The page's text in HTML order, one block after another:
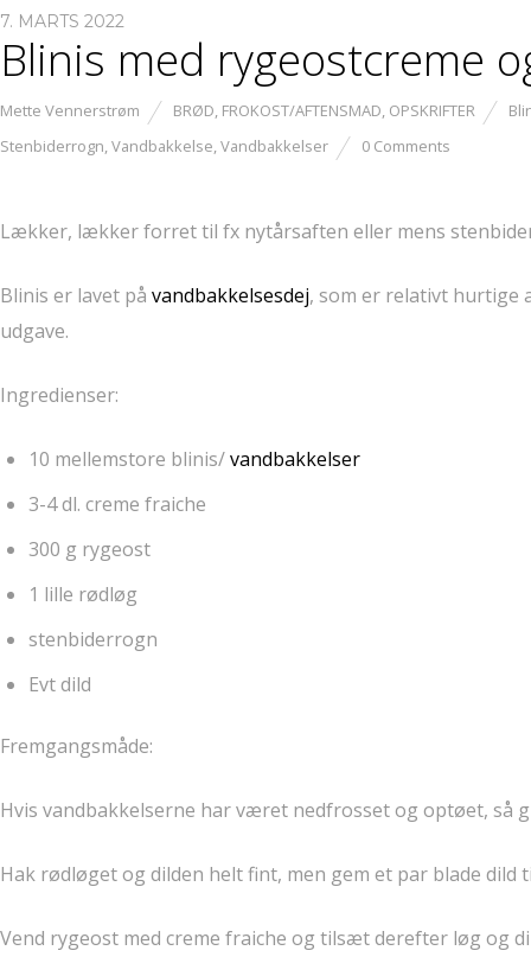
7. MARTS 2022
Blinis med rygeostcreme
Mette Vennerstrøm BRØD, FROKOST/AFTENSMAD, OPSKRIFTER
Stenbiderrogn,Vandbakkelse,Vandbakkelser 0 Comments
Lækker, lækker forret til fx nytårsaften eller mens
Blinis er lavet på vandbakkelsesdej, som er relativt hurtige
udgave.
Ingredienser:
10 mellemstore blinis/vandbakkelser
3-4 dl. creme fraiche
300 g rygeost
1 lille rødløg
stenbiderrogn
Evt dild
Fremgangsmåde:
Hvis vandbakkelserne har været nedfrosset og optøet, så
Hak rødløget og dilden helt fint, men gem et par blade dild
Vend rygeost med creme fraiche og tilsæt derefter løg og